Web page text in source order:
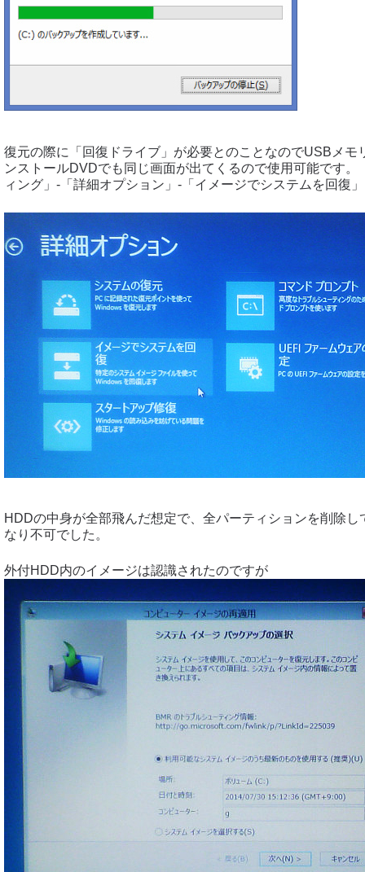
復元の際に「回復ドライブ」が必要とのことなのでUSBメモ
ンストールDVDでも同じ画面が出てくるので使用可能です。
ィング」-「詳細オプション」-「イメージでシステムを回復
HDDの中身が全部飛んだ想定で、全パーティションを削除し
なり不可でした。
外付HDD内のイメージは認識されたのですが